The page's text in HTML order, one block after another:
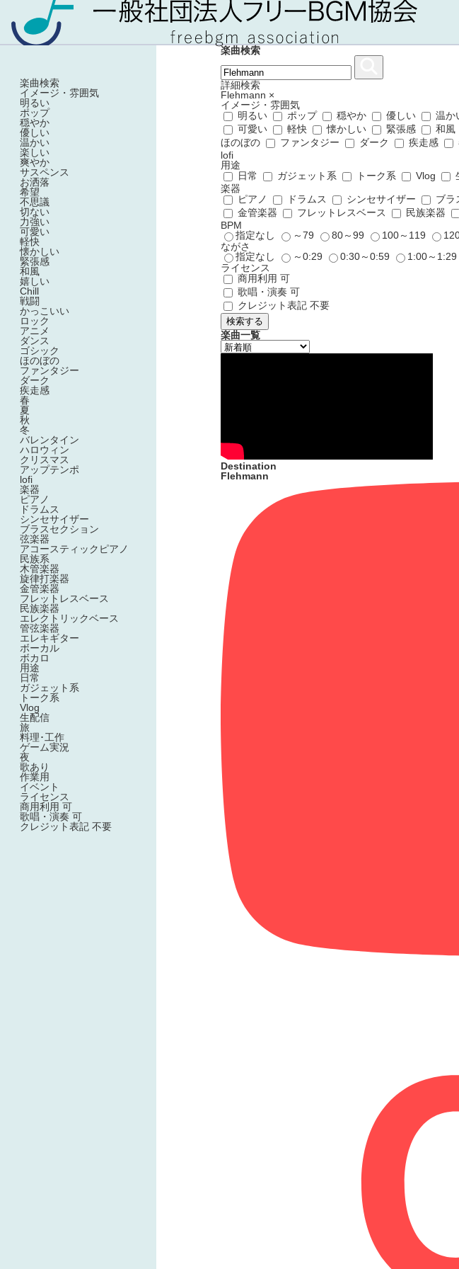
楽曲検索
イメージ・雰囲気
明るい
ポップ
穏やか
優しい
温かい
楽しい
爽やか
サスペンス
お洒落
希望
不思議
切ない
力強い
可愛い
軽快
懐かしい
緊張感
和風
嬉しい
Chill
戦闘
かっこいい
ロック
アニメ
ダンス
ゴシック
ほのぼの
ファンタジー
ダーク
疾走感
春
夏
秋
冬
バレンタイン
ハロウィン
クリスマス
アップテンポ
lofi
楽器
ピアノ
ドラムス
シンセサイザー
ブラスセクション
弦楽器
アコースティックピアノ
民族系
木管楽器
旋律打楽器
金管楽器
フレットレスベース
民族楽器
エレクトリックベース
管弦楽器
エレキギター
ボーカル
ボカロ
用途
日常
ガジェット系
トーク系
Vlog
生配信
旅
料理･工作
ゲーム実況
夜
歌あり
作業用
イベント
ライセンス
商用利用 可
歌唱・演奏 可
クレジット表記 不要
楽曲検索
詳細検索
Flehmann ×
イメージ・雰囲気
明るい
ポップ 穏やか 優しい 温か
可愛い
軽快 懐かしい 緊張感 和風
ほのぼの
ファンタジー ダーク 疾走感
lofi
用途
日常
ガジェット系 トーク系 Vlog
楽器
ピアノ
ドラムス シンセサイザー ブラ
金管楽器
フレットレスベース 民族楽器
BPM
指定なし
～79 80～99 100～119
ながさ
指定なし
～0:29 0:30～0:59 1:00～1:29
ライセンス
商用利用 可
歌唱・演奏 可
クレジット表記 不要
検索する
楽曲一覧
Destination
Flehmann